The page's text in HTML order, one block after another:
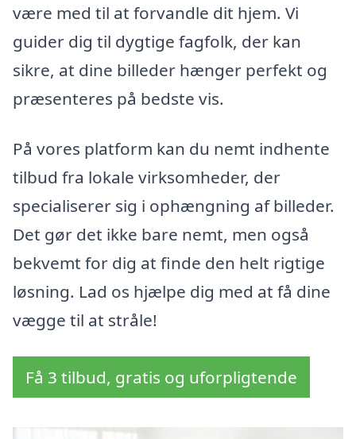
være med til at forvandle dit hjem. Vi
guider dig til dygtige fagfolk, der kan
sikre, at dine billeder hænger perfekt og
præsenteres på bedste vis.
På vores platform kan du nemt indhente
tilbud fra lokale virksomheder, der
specialiserer sig i ophængning af billeder.
Det gør det ikke bare nemt, men også
bekvemt for dig at finde den helt rigtige
løsning. Lad os hjælpe dig med at få dine
vægge til at stråle!
Få 3 tilbud, gratis og uforpligtende